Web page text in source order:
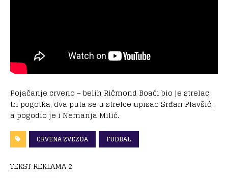
Pojačanje crveno – belih Ričmond Boaći bio je strelac
tri pogotka, dva puta se u strelce upisao Srđan Plavšić,
a pogodio je i Nemanja Milić.
CRVENA ZVEZDA FUDBAL
TEKST REKLAMA 2